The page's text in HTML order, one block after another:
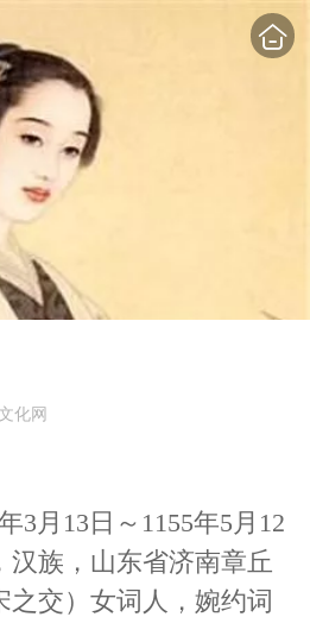
化网
3月13日～1155年5月12
汉族，山东省济南章丘
之交）女词人，婉约词